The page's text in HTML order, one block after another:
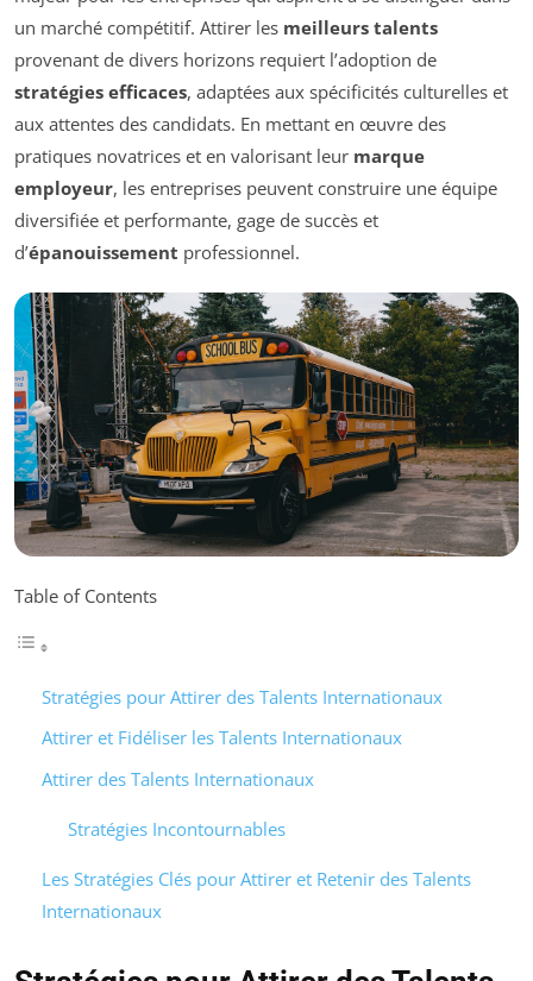
un marché compétitif. Attirer les meilleurs talents
provenant de divers horizons requiert l’adoption de
stratégies efficaces, adaptées aux spécificités culturelles et
aux attentes des candidats. En mettant en œuvre des
pratiques novatrices et en valorisant leur marque
employeur, les entreprises peuvent construire une équipe
diversifiée et performante, gage de succès et
d’épanouissement professionnel.
Table of Contents
Stratégies pour Attirer des Talents Internationaux
Attirer et Fidéliser les Talents Internationaux
Attirer des Talents Internationaux
Stratégies Incontournables
Les Stratégies Clés pour Attirer et Retenir des Talents
Internationaux